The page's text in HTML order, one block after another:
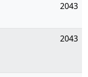
2043
2043